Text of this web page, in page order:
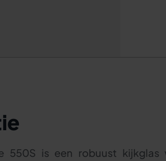
550S is een robuust